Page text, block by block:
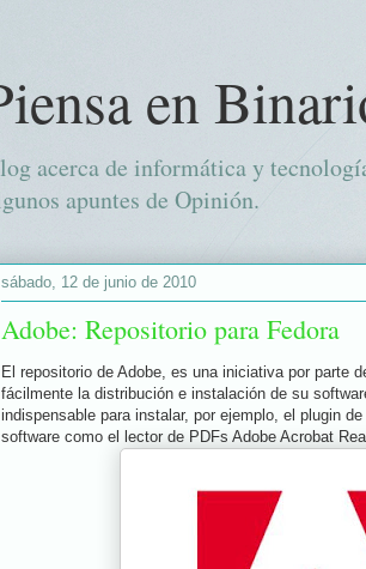
en
acerca de informática y
apuntes de Opinión.
sábado, 12 de junio de 2010
Adobe: Repositorio para Fedora
El repositorio de Adobe, es una iniciativa por parte
fácilmente la distribución e instalación de su
indispensable para instalar, por ejemplo, el plugin
software como el lector de PDFs Adobe Acrobat